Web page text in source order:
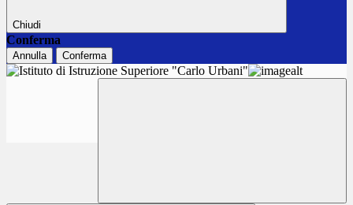
Chiudi
Conferma
Annulla Conferma